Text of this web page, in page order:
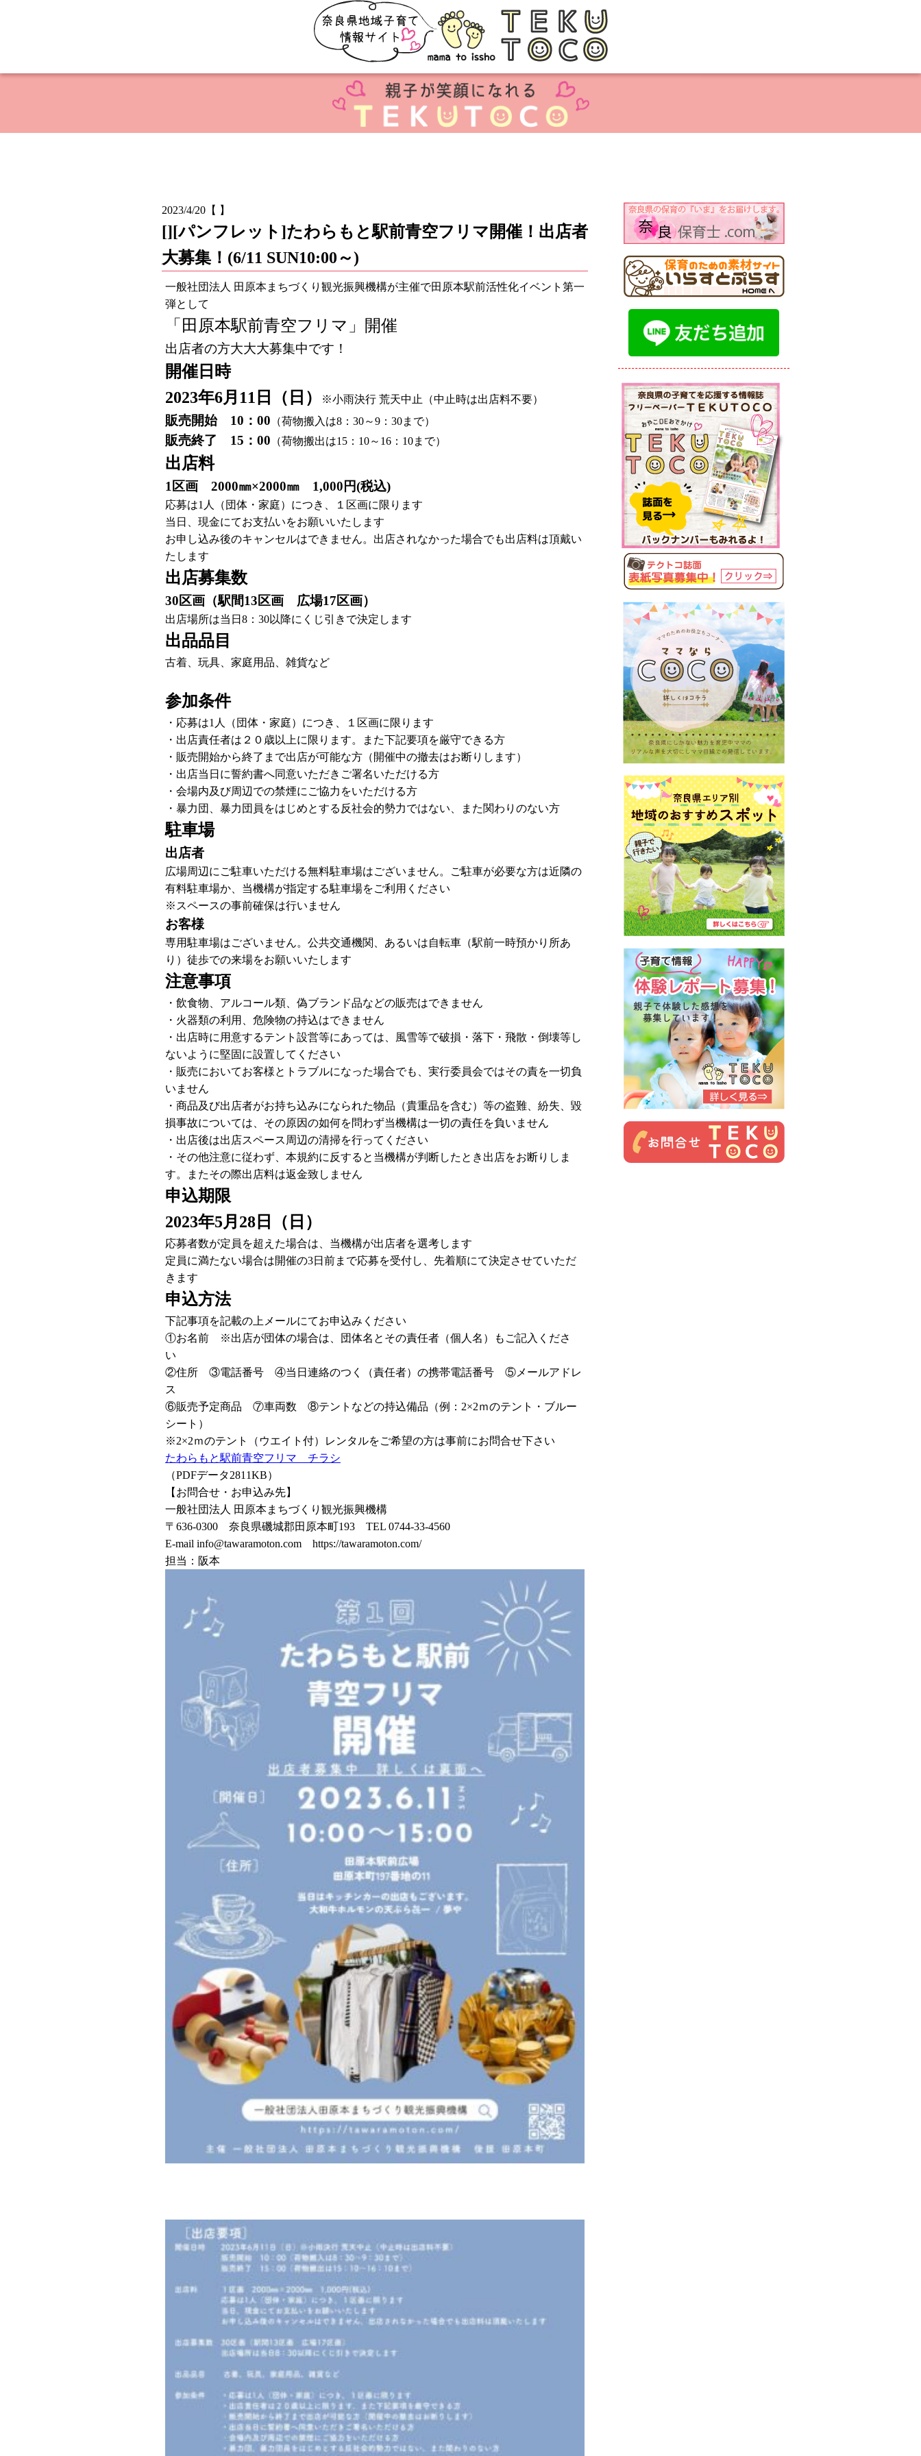
2023/4/20【 】
[][パンフレット]たわらもと駅前青空フリマ開催！出店者
大募集！(6/11 SUN10:00～)
一般社団法人 田原本まちづくり観光振興機構が主催で田原本駅前活性化イベント第一
弾として
「田原本駅前青空フリマ」開催
出店者の方大大大募集中です！
開催日時
2023年6月11日（日）
※小雨決行 荒天中止（中止時は出店料不要）
販売開始 10：00 （荷物搬入は8：30～9：30まで）
販売終了 15：00 （荷物搬出は15：10～16：10まで）
出店料
1区画 2000㎜×2000㎜ 1,000円(税込)
応募は1人（団体・家庭）につき、１区画に限ります
当日、現金にてお支払いをお願いいたします
お申し込み後のキャンセルはできません。出店されなかった場合でも出店料は頂戴い
たします
出店募集数
30区画（駅間13区画 広場17区画）
出店場所は当日8：30以降にくじ引きで決定します
出品品目
古着、玩具、家庭用品、雑貨など
参加条件
・応募は1人（団体・家庭）につき、１区画に限ります
・出店責任者は２０歳以上に限ります。また下記要項を厳守できる方
・販売開始から終了まで出店が可能な方（開催中の撤去はお断りします）
・出店当日に誓約書へ同意いただきご署名いただける方
・会場内及び周辺での禁煙にご協力をいただける方
・暴力団、暴力団員をはじめとする反社会的勢力ではない、また関わりのない方
駐車場
出店者
広場周辺にご駐車いただける無料駐車場はございません。ご駐車が必要な方は近隣の
有料駐車場か、当機構が指定する駐車場をご利用ください
※スペースの事前確保は行いません
お客様
専用駐車場はございません。公共交通機関、あるいは自転車（駅前一時預かり所あ
り）徒歩での来場をお願いいたします
注意事項
・飲食物、アルコール類、偽ブランド品などの販売はできません
・火器類の利用、危険物の持込はできません
・出店時に用意するテント設営等にあっては、風雪等で破損・落下・飛散・倒壊等し
ないように堅固に設置してください
・販売においてお客様とトラブルになった場合でも、実行委員会ではその責を一切負
いません
・商品及び出店者がお持ち込みになられた物品（貴重品を含む）等の盗難、紛失、毀
損事故については、その原因の如何を問わず当機構は一切の責任を負いません
・出店後は出店スペース周辺の清掃を行ってください
・その他注意に従わず、本規約に反すると当機構が判断したとき出店をお断りしま
す。またその際出店料は返金致しません
申込期限
2023年5月28日（日）
応募者数が定員を超えた場合は、当機構が出店者を選考します
定員に満たない場合は開催の3日前まで応募を受付し、先着順にて決定させていただ
きます
申込方法
下記事項を記載の上メールにてお申込みください
①お名前 ※出店が団体の場合は、団体名とその責任者（個人名）もご記入くださ
い
②住所 ③電話番号 ④当日連絡のつく（責任者）の携帯電話番号 ⑤メールアドレ
ス
⑥販売予定商品 ⑦車両数 ⑧テントなどの持込備品（例：2×2ｍのテント・ブルー
シート）
※2×2ｍのテント（ウエイト付）レンタルをご希望の方は事前にお問合せ下さい
たわらもと駅前青空フリマ チラシ
（PDFデータ2811KB）
【お問合せ・お申込み先】
一般社団法人 田原本まちづくり観光振興機構
〒636-0300 奈良県磯城郡田原本町193 TEL 0744-33-4560
E-mail info@tawaramoton.com https://tawaramoton.com/
担当：阪本